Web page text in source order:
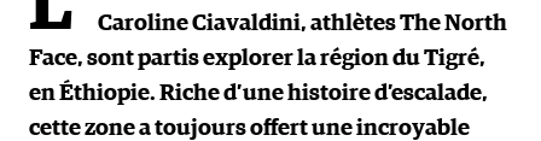
Caroline Ciavaldini, athlètes The North
Face, sont partis explorer la région du Tigré,
en Éthiopie. Riche d’une histoire d’escalade,
cette zone a toujours offert une incroyable